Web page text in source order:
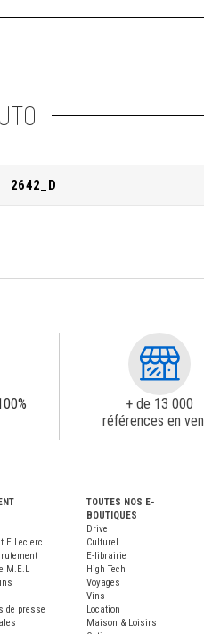
2642_D
+ de 13 000
références en
E.Leclerc
M.E.L
de presse
TOUTES NOS E-
BOUTIQUES
Drive
Culturel
E-librairie
High Tech
Voyages
Vins
Location
Maison & Loisirs